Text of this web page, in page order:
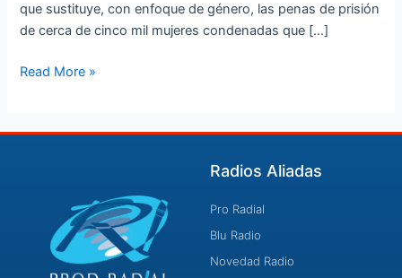
que sustituye, con enfoque de género, las penas de prisión
de cerca de cinco mil mujeres condenadas que […]
Read More »
Radios Aliadas
Pro Radial
Blu Radio
Novedad Radio